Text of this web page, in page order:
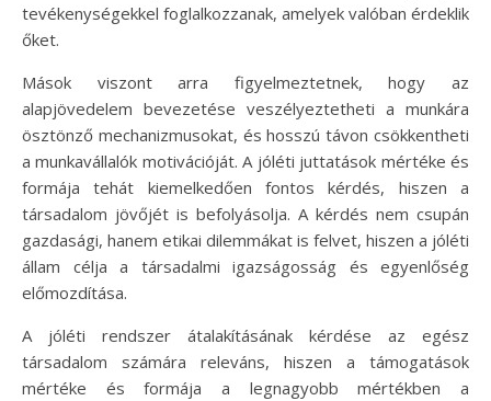
tevékenységekkel foglalkozzanak, amelyek valóban érdeklik
őket.
Mások viszont arra figyelmeztetnek, hogy az
alapjövedelem bevezetése veszélyeztetheti a munkára
ösztönző mechanizmusokat, és hosszú távon csökkentheti
a munkavállalók motivációját. A jóléti juttatások mértéke és
formája tehát kiemelkedően fontos kérdés, hiszen a
társadalom jövőjét is befolyásolja. A kérdés nem csupán
gazdasági, hanem etikai dilemmákat is felvet, hiszen a jóléti
állam célja a társadalmi igazságosság és egyenlőség
előmozdítása.
A jóléti rendszer átalakításának kérdése az egész
társadalom számára releváns, hiszen a támogatások
mértéke és formája a legnagyobb mértékben a